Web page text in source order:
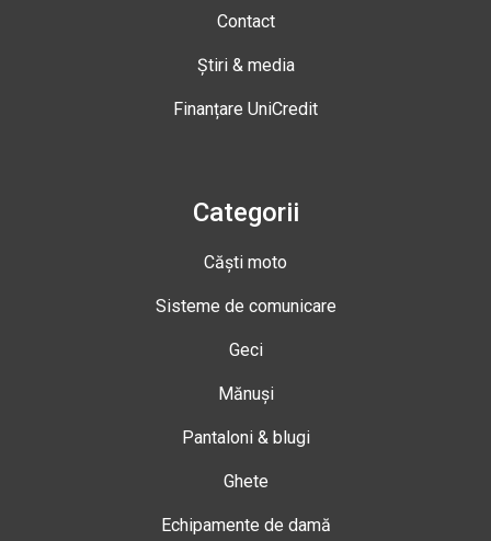
Contact
Știri & media
Finanțare UniCredit
Categorii
Căști moto
Sisteme de comunicare
Geci
Mănuși
Pantaloni & blugi
Ghete
Echipamente de damă